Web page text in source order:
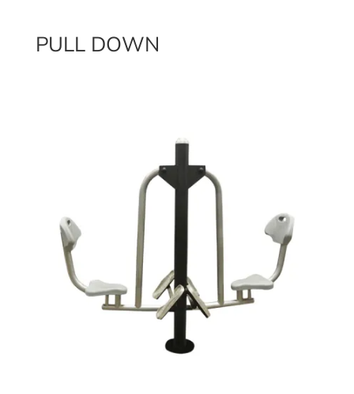
PULL DOWN